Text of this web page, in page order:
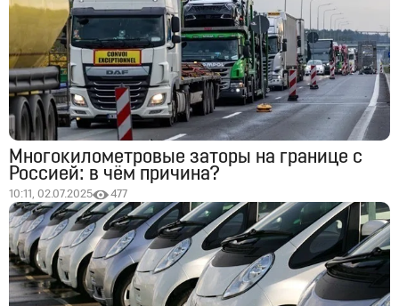
Многокилометровые заторы на границе с
Россией: в чём причина?
10:11, 02.07.2025 477